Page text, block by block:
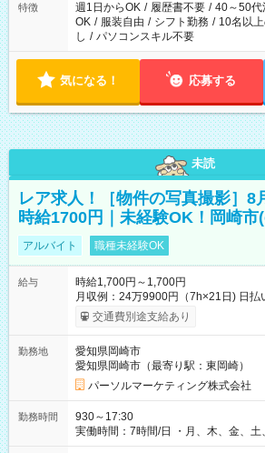
特徴 週1日からOK / 履歴書不要 / 40～50代
OK / 服装自由 / シフト勤務 / 10名以
し / パソコンスキル不要
気になる！ 応募する
未読
レア求人！［物件の写真撮影］8
時給1700円｜未経験OK！岡崎
アルバイト 職種未経験OK
給与
時給1,700円～1,700円
月収例：24万9900円（7h×21日) 日払い、週払いOK（規定有
り） 【試用期間】試用期間なし
交通費別途支給あり
勤務地
愛知県岡崎市
愛知県岡崎市（最寄り駅：東岡崎）
パーソルマーケティング株式会社
勤務時間
930～17:30
実働時間：7時間/日 ・月、木、金、
は固定休です／夏季、年末年始等、長